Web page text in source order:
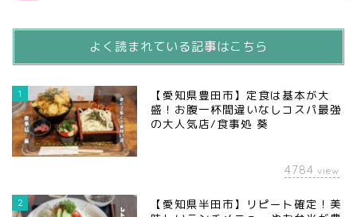
よく読まれている記事はこちら
1
【愛知県豊田市】定食は基本が大
盛！お腹一杯間違いなしコスパ最強
の大人気店/食事処 葵
4784 view
2
【愛知県半田市】リピート確定！美